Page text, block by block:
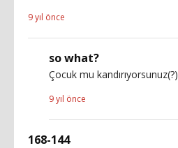
9 yıl önce
so what?
Çocuk mu kandırıyorsunuz(?)
9 yıl önce
168-144